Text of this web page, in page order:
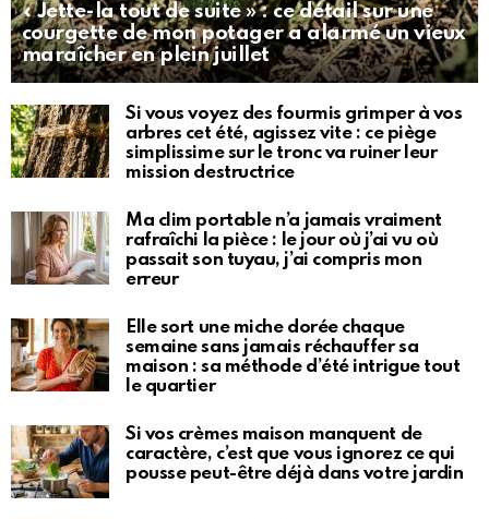
« Jette-la tout de suite » : ce détail sur une
courgette de mon potager a alarmé un vieux
maraîcher en plein juillet
Si vous voyez des fourmis grimper à vos
arbres cet été, agissez vite : ce piège
simplissime sur le tronc va ruiner leur
mission destructrice
Ma clim portable n’a jamais vraiment
rafraîchi la pièce : le jour où j’ai vu où
passait son tuyau, j’ai compris mon
erreur
Elle sort une miche dorée chaque
semaine sans jamais réchauffer sa
maison : sa méthode d’été intrigue tout
le quartier
Si vos crèmes maison manquent de
caractère, c’est que vous ignorez ce qui
pousse peut-être déjà dans votre jardin